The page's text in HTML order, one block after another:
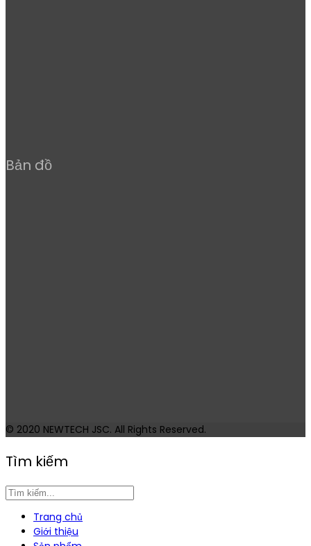
Bản đồ
© 2020 NEWTECH JSC. All Rights Reserved.
Tìm kiếm
Trang chủ
Giới thiệu